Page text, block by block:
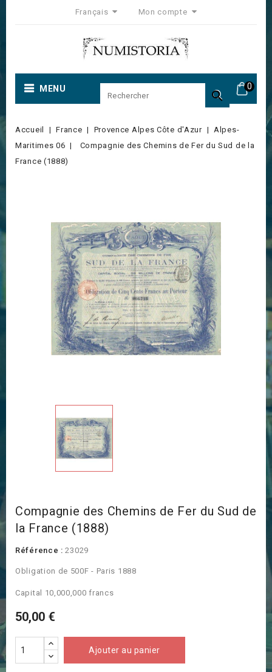
Français Mon compte
0
MENU 
Accueil France Provence Alpes Côte d'Azur
Alpes-
Maritimes 06
Compagnie des Chemins de Fer du Sud de la
France (1888)
Compagnie des Chemins de Fer du Sud de
la France (1888)
Référence : 23029
Obligation de 500F - Paris 1888
Capital 10,000,000 francs
50,00 €
Ajouter au panier